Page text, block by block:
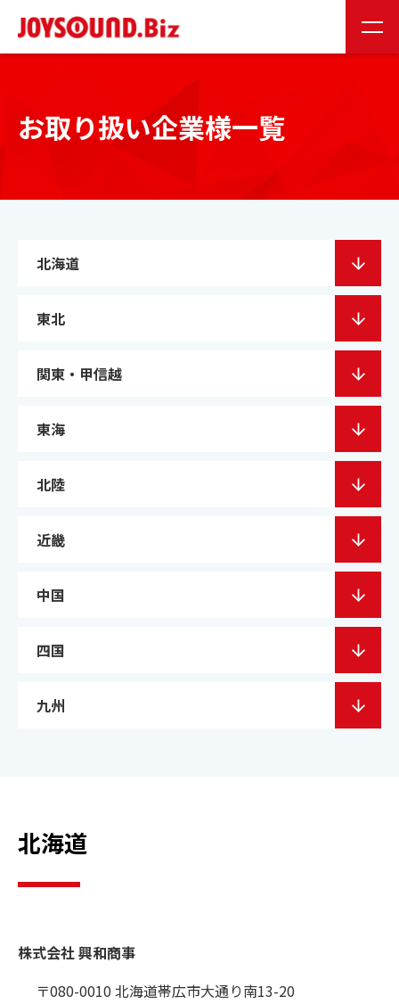
0120-141-224
JOYSOUNDの特長
製品情報
ご契約までの流れ
よくあるご質問
楽曲検索
新曲情報
営業所一覧
お取り扱い企業様一覧
北海道
東北
関東・甲信越
東海
北陸
近畿
中国
四国
九州
北海道
株式会社 興和商事
〒080-0010 北海道帯広市大通り南13-20